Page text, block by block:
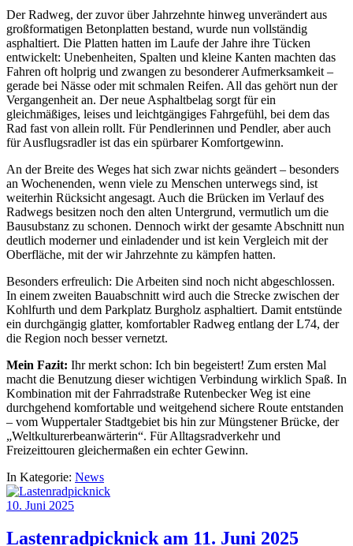
Der Radweg, der zuvor über Jahrzehnte hinweg unverändert aus
großformatigen Betonplatten bestand, wurde nun vollständig
asphaltiert. Die Platten hatten im Laufe der Jahre ihre Tücken
entwickelt: Unebenheiten, Spalten und kleine Kanten machten das
Fahren oft holprig und zwangen zu besonderer Aufmerksamkeit –
gerade bei Nässe oder mit schmalen Reifen. All das gehört nun der
Vergangenheit an. Der neue Asphaltbelag sorgt für ein
gleichmäßiges, leises und leichtgängiges Fahrgefühl, bei dem das
Rad fast von allein rollt. Für Pendlerinnen und Pendler, aber auch
für Ausflugsradler ist das ein spürbarer Komfortgewinn.
An der Breite des Weges hat sich zwar nichts geändert – besonders
an Wochenenden, wenn viele zu Menschen unterwegs sind, ist
weiterhin Rücksicht angesagt. Auch die Brücken im Verlauf des
Radwegs besitzen noch den alten Untergrund, vermutlich um die
Bausubstanz zu schonen. Dennoch wirkt der gesamte Abschnitt nun
deutlich moderner und einladender und ist kein Vergleich mit der
Oberfläche, mit der wir Jahrzehnte zu kämpfen hatten.
Besonders erfreulich: Die Arbeiten sind noch nicht abgeschlossen.
In einem zweiten Bauabschnitt wird auch die Strecke zwischen der
Kohlfurth und dem Parkplatz Burgholz asphaltiert. Damit entstünde
ein durchgängig glatter, komfortabler Radweg entlang der L74, der
die Region noch besser vernetzt.
Mein Fazit: Ihr merkt schon: Ich bin begeistert! Zum ersten Mal
macht die Benutzung dieser wichtigen Verbindung wirklich Spaß. In
Kombination mit der Fahrradstraße Rutenbecker Weg ist eine
durchgehend komfortable und weitgehend sichere Route entstanden
– vom Wuppertaler Stadtgebiet bis hin zur Müngstener Brücke, der
„Weltkulturerbeanwärterin“. Für Alltagsradverkehr und
Freizeittouren gleichermaßen ein echter Gewinn.
In Kategorie: News
10. Juni 2025
Lastenradpicknick am 11. Juni 2025